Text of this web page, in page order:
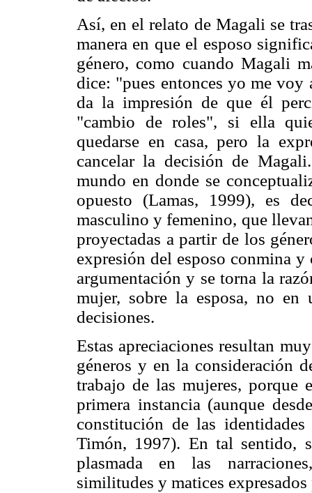
Así, en el relato de Magali se
manera en que el esposo
género, como cuando Magali
dice: "pues entonces yo me voy
da la impresión de que él
"cambio de roles", si ella
quedarse en casa, pero la
cancelar la decisión de
mundo en donde se
opuesto (Lamas, 1999), es
masculino y femenino, que
proyectadas a partir de los
expresión del esposo conmina
argumentación y se torna la
mujer, sobre la esposa, no
decisiones.
Estas apreciaciones resultan
géneros y en la consideración
trabajo de las mujeres, porque
primera instancia (aunque
constitución de las
Timón, 1997). En tal sentido,
plasmada en las
similitudes y matices